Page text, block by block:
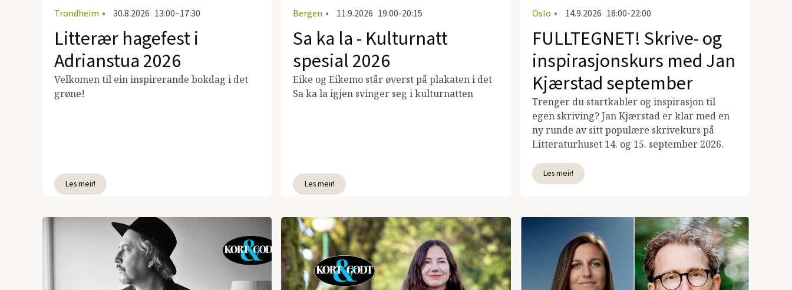
Trondheim • 30.8.2026 13:00–17:30
Litterær hagefest i
Adrianstua 2026
Velkomen til ein inspirerande bokdag i det
grøne!
Les meir!
Bergen • 11.9.2026 19:00-20:15
Sa ka la - Kulturnatt
spesial 2026
Eike og Eikemo står øverst på plakaten i det
Sa ka la igjen svinger seg i kulturnatten
Les meir!
Oslo • 14.9.2026 18:00-22:00
FULLTEGNET! Skrive- og
inspirasjonskurs med Jan
Kjærstad september
Trenger du startkabler og inspirasjon til
egen skriving? Jan Kjærstad er klar med en
ny runde av sitt populære skrivekurs på
Litteraturhuset 14. og 15. september 2026.
Les meir!